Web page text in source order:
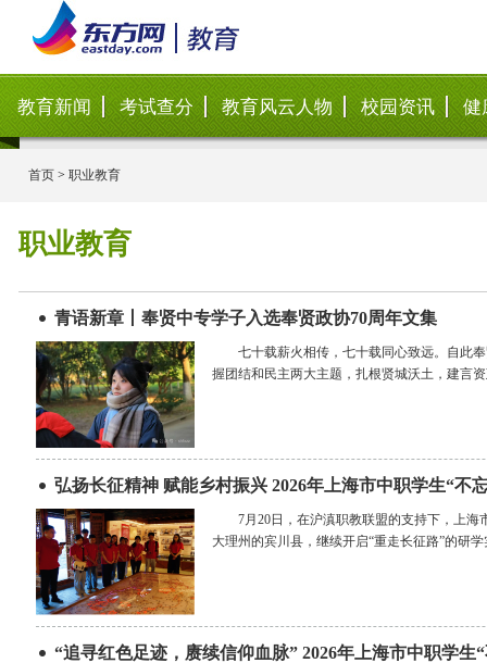
教育新闻 考试查分 教育风云人物 校园资讯 健
首页 > 职业教育
职业教育
青语新章丨奉贤中专学子入选奉贤政协70周年文集
七十载薪火相传，七十载同心致远。自此
握团结和民主两大主题，扎根贤城沃土，建言
弘扬长征精神 赋能乡村振兴 2026年上海市中职学生“不
7月20日，在沪滇职教联盟的支持下，上
大理州的宾川县，继续开启“重走长征路”的研
“追寻红色足迹，赓续信仰血脉” 2026年上海市中职学